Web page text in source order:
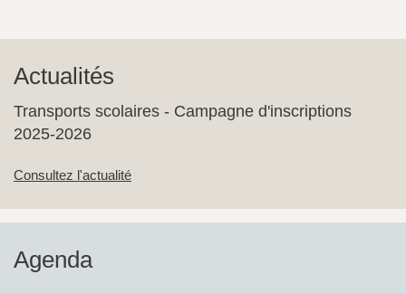
Actualités
Transports scolaires - Campagne d'inscriptions
2025-2026
Consultez l'actualité
Agenda